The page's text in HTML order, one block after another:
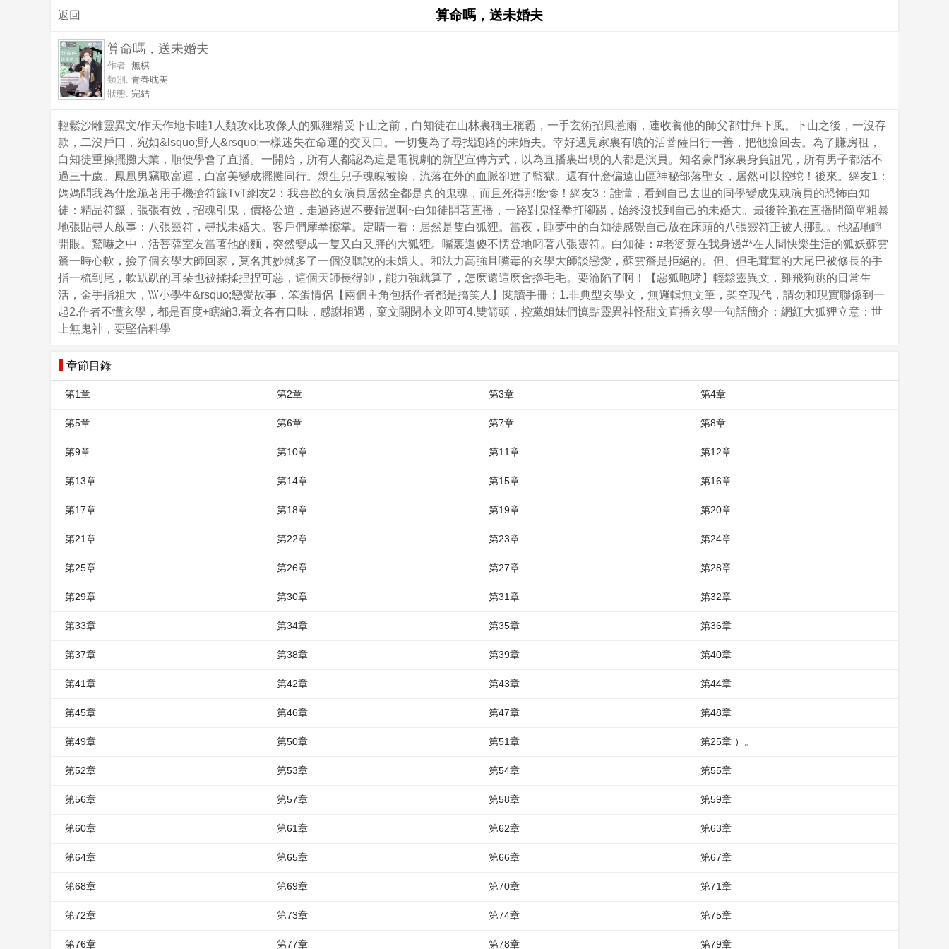
返回 算命嗎，送未婚夫
算命嗎，送未婚夫
作者: 無棋
類別: 青春耽美
狀態: 完結
輕鬆沙雕靈異文/作天作地卡哇1人類攻x比攻像人的狐狸精受下山之前，白知徒在山林裏稱王稱霸，一手玄術招風惹雨，連收養他的師父都甘拜下風。下山之後，一沒存
款，二沒戶口，宛如&lsquo;野人&rsquo;一樣迷失在命運的交叉口。一切隻為了尋找跑路的未婚夫。幸好遇見家裏有礦的活菩薩日行一善，把他撿回去。為了賺房租，
白知徒重操擺攤大業，順便學會了直播。一開始，所有人都認為這是電視劇的新型宣傳方式，以為直播裏出現的人都是演員。知名豪門家裏身負詛咒，所有男子都活不
過三十歲。鳳凰男竊取富運，白富美變成擺攤同行。親生兒子魂魄被換，流落在外的血脈卻進了監獄。還有什麽偏遠山區神秘部落聖女，居然可以控蛇！後來。網友1：
媽媽問我為什麽跪著用手機搶符籙TvT網友2：我喜歡的女演員居然全都是真的鬼魂，而且死得那麽慘！網友3：誰懂，看到自己去世的同學變成鬼魂演員的恐怖白知
徒：精品符籙，張張有效，招魂引鬼，價格公道，走過路過不要錯過啊~白知徒開著直播，一路對鬼怪拳打腳踢，始終沒找到自己的未婚夫。最後幹脆在直播間簡單粗暴
地張貼尋人啟事：八張靈符，尋找未婚夫。客戶們摩拳擦掌。定睛一看：居然是隻白狐狸。當夜，睡夢中的白知徒感覺自己放在床頭的八張靈符正被人挪動。他猛地睜
開眼。驚嚇之中，活菩薩室友當著他的麵，突然變成一隻又白又胖的大狐狸。嘴裏還傻不愣登地叼著八張靈符。白知徒：#老婆竟在我身邊#*在人間快樂生活的狐妖蘇雲
簷一時心軟，撿了個玄學大師回家，莫名其妙就多了一個沒聽說的未婚夫。和法力高強且嘴毒的玄學大師談戀愛，蘇雲簷是拒絕的。但、但毛茸茸的大尾巴被修長的手
指一梳到尾，軟趴趴的耳朵也被揉揉捏捏可惡，這個天師長得帥，能力強就算了，怎麽還這麽會擼毛毛。要淪陷了啊！【惡狐咆哮】輕鬆靈異文，雞飛狗跳的日常生
活，金手指粗大，\\\'小學生&rsquo;戀愛故事，笨蛋情侶【兩個主角包括作者都是搞笑人】閱讀手冊：1.非典型玄學文，無邏輯無文筆，架空現代，請勿和現實聯係到一
起2.作者不懂玄學，都是百度+瞎編3.看文各有口味，感謝相遇，棄文關閉本文即可4.雙箭頭，控黨姐妹們慎點靈異神怪甜文直播玄學一句話簡介：網紅大狐狸立意：世
上無鬼神，要堅信科學
章節目錄
第1章 第2章 第3章 第4章
第5章 第6章 第7章 第8章
第9章 第10章 第11章 第12章
第13章 第14章 第15章 第16章
第17章 第18章 第19章 第20章
第21章 第22章 第23章 第24章
第25章 第26章 第27章 第28章
第29章 第30章 第31章 第32章
第33章 第34章 第35章 第36章
第37章 第38章 第39章 第40章
第41章 第42章 第43章 第44章
第45章 第46章 第47章 第48章
第49章 第50章 第51章 第25章 ）。
第52章 第53章 第54章 第55章
第56章 第57章 第58章 第59章
第60章 第61章 第62章 第63章
第64章 第65章 第66章 第67章
第68章 第69章 第70章 第71章
第72章 第73章 第74章 第75章
第76章 第77章 第78章 第79章